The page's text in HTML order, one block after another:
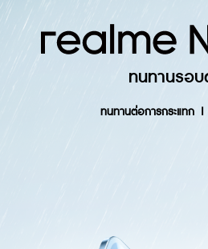
ทนทานรอ
ทนทานต่อการกระแทก  |